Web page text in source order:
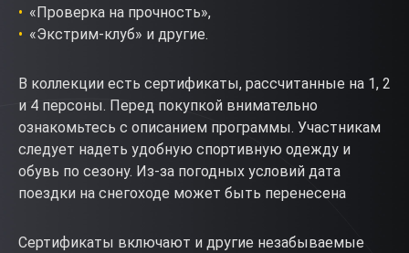
«Проверка на прочность»,
«Экстрим-клуб» и другие.
В коллекции есть сертификаты, рассчитанные на 1, 2
и 4 персоны. Перед покупкой внимательно
ознакомьтесь с описанием программы. Участникам
следует надеть удобную спортивную одежду и
обувь по сезону. Из-за погодных условий дата
поездки на снегоходе может быть перенесена
Сертификаты включают и другие незабываемые